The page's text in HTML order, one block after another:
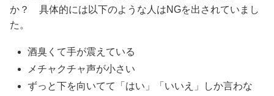
か？ 具体的には以下のような人はNGを出されていまし
た。
酒臭くて手が震えている
メチャクチャ声が小さい
ずっと下を向いてて「はい」「いいえ」しか言わな